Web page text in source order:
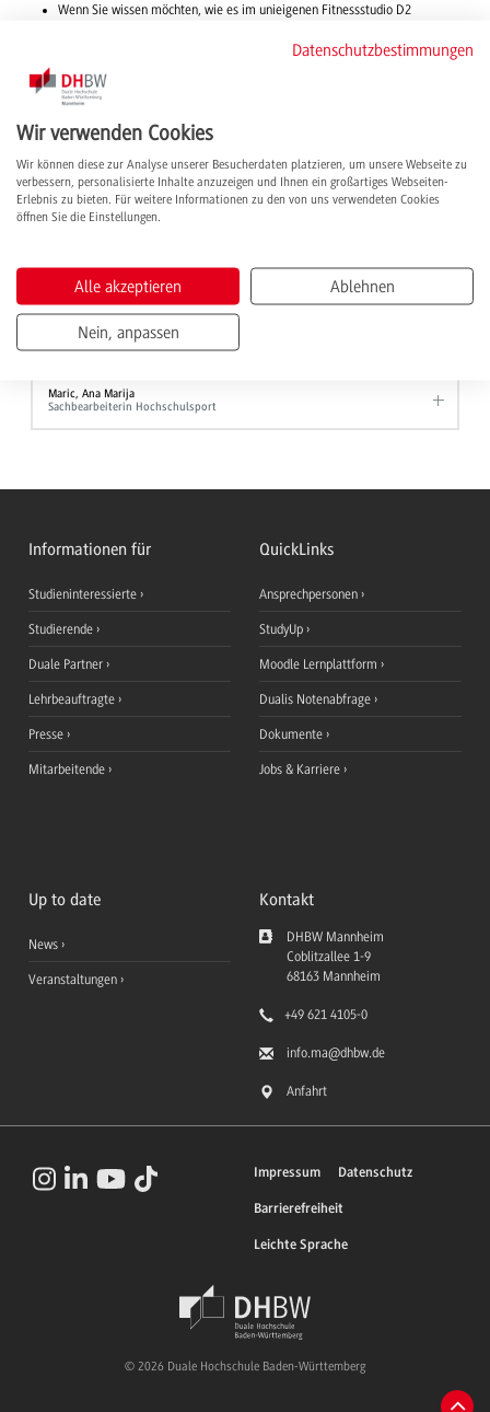
Wenn Sie wissen möchten, wie es im unieigenen Fitnessstudio D2
Hochschulmeisterschaften
Hochschulmeisterschaften teilzunehmen – im nationalen und internationalen
Rahmen. Organisiert werden die Wettkämpfe vom allgemeinen deutschen
Hochschulsportverband , bei dem unsere Hochschule Mitglied ist. Die
Anmeldung läuft über die DHBW Mannheim. Alle Termine finden Sie im
Wettkampfkalenderdes Verbands.
Ansprechpersonen
Krämer, Markus
Hochschulsport
Maric, Ana Marija
Sachbearbeiterin Hochschulsport
Informationen für
Studieninteressierte
Studierende
Duale Partner
Lehrbeauftragte
Presse
Mitarbeitende
QuickLinks
Ansprechpersonen
StudyUp
Moodle Lernplattform
Dualis Notenabfrage
Dokumente
Jobs & Karriere
Up to date
News
Veranstaltungen
Kontakt
DHBW Mannheim
Coblitzallee 1-9
68163 Mannheim
+49 621 4105-0
info.ma@dhbw.de
Anfahrt
Impressum Datenschutz
Barrierefreiheit
Leichte Sprache
© 2026 Duale Hochschule Baden-Württemberg
Datenschutzbestimmungen
Wir verwenden Cookies
Wir können diese zur Analyse unserer Besucherdaten platzieren, um unsere Webseite zu
verbessern, personalisierte Inhalte anzuzeigen und Ihnen ein großartiges Webseiten-
Erlebnis zu bieten. Für weitere Informationen zu den von uns verwendeten Cookies
öffnen Sie die Einstellungen.
Alle akzeptieren Ablehnen
Nein, anpassen